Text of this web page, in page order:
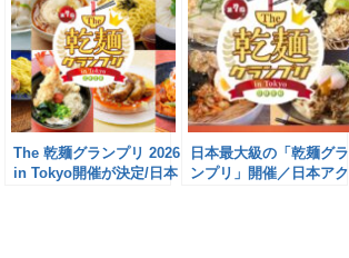
The 乾麺グランプリ 2026
in Tokyo開催が決定/日本
日本最大級の「乾麺グラ
ンプリ」開催／日本アク